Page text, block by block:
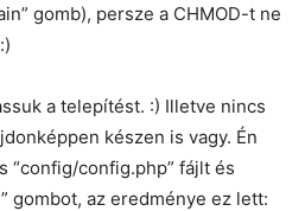
gomb), persze a CHMOD-t ne
a telepítést. :) Illetve nincs
készen is vagy. Én
“config/config.php” fájlt és
gombot, az eredménye ez lett: